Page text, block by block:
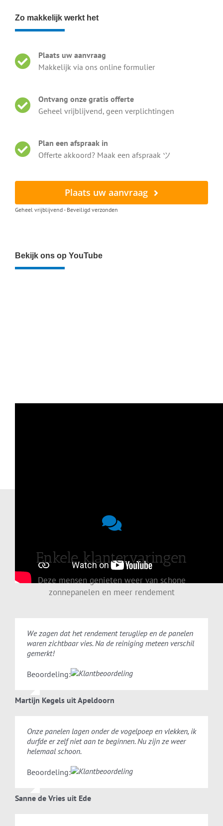
Zo makkelijk werkt het
Plaats uw aanvraag
Makkelijk via ons online formulier
Ontvang onze gratis offerte
Geheel vrijblijvend, geen verplichtingen
Plan een afspraak in
Offerte akkoord? Maak een afspraak ツ
Plaats uw aanvraag
Geheel vrijblijvend - Beveiligd verzonden
Bekijk ons op YouTube
Enkele klantervaringen
Deze mensen genieten weer van schone
zonnepanelen en meer rendement
We zagen dat het rendement terugliep en de panelen
waren zichtbaar vies. Na de reiniging meteen verschil
gemerkt!
Beoordeling:
Martijn Kegels uit Apeldoorn
Onze panelen lagen onder de vogelpoep en vlekken, ik
durfde er zelf niet aan te beginnen. Nu zijn ze weer
helemaal schoon.
Beoordeling:
Sanne de Vries uit Ede